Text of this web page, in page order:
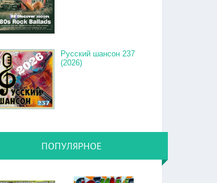
Русский шансон 237
(2026)
ПОПУЛЯРНОЕ